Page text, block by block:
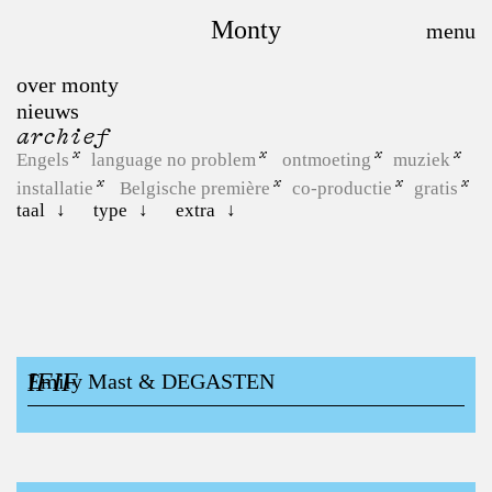
Monty
over monty
nieuws
archief
Engels language no problem ontmoeting
muziek
installatie
Belgische première co-productie
gratis
taal
type extra
IFIF
Emily Mast & DEGASTEN